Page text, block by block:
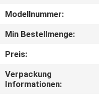
FABRIK-
AUSFLUG
Modellnummer:
Min Bestellmenge:
Preis:
Verpackung
Informationen: